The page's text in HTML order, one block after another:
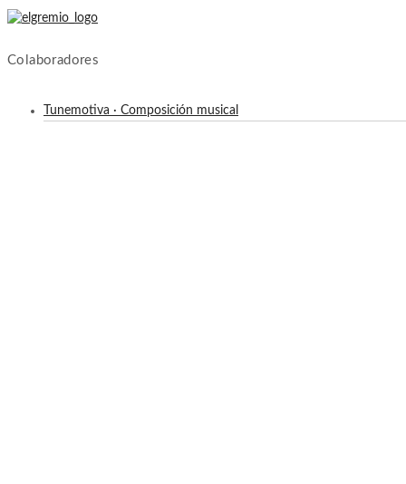
Colaboradores
Tunemotiva · Composición musical